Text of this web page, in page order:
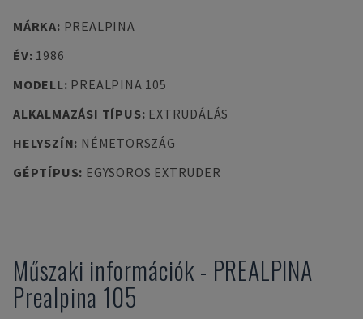
MÁRKA: PREALPINA
ÉV: 1986
MODELL: PREALPINA 105
ALKALMAZÁSI TÍPUS: EXTRUDÁLÁS
HELYSZÍN: NÉMETORSZÁG
GÉPTÍPUS: EGYSOROS EXTRUDER
Műszaki információk - PREALPINA
Prealpina 105